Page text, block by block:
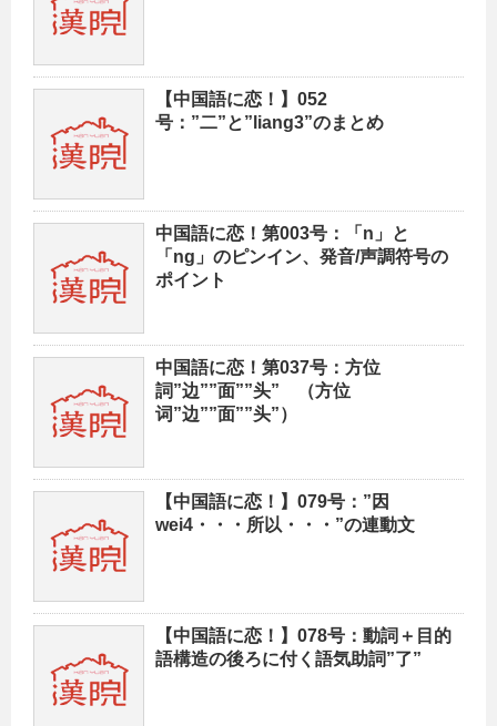
【中国語に恋！】052
号：”二”と”liang3”のまとめ
中国語に恋！第003号：「n」と
「ng」のピンイン、発音/声調符号の
ポイント
中国語に恋！第037号：方位
詞”边””面””头” （方位
词”边””面””头”）
【中国語に恋！】079号：”因
wei4・・・所以・・・”の連動文
【中国語に恋！】078号：動詞＋目的
語構造の後ろに付く語気助詞”了”